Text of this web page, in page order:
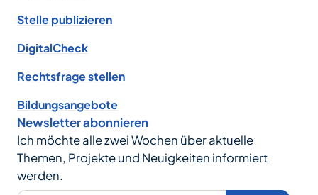
Stelle publizieren
DigitalCheck
Rechtsfrage stellen
Bildungsangebote
Newsletter abonnieren
Ich möchte alle zwei Wochen über aktuelle
Themen, Projekte und Neuigkeiten informiert
werden.